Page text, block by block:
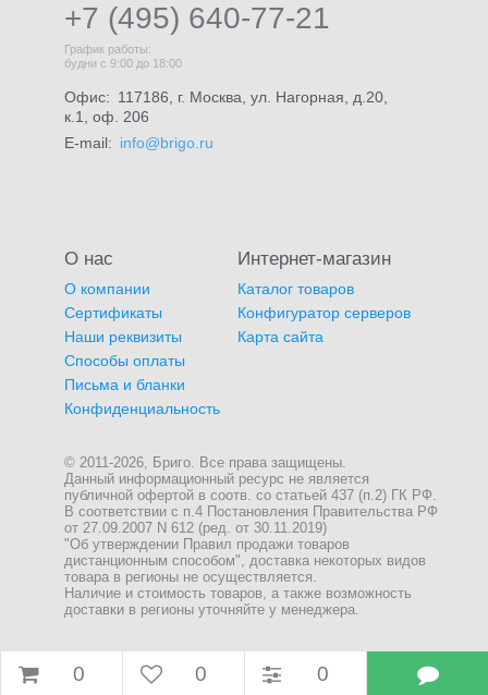
0 0
0
+7 (495) 640-77-21
График работы:
будни с 9:00 до 18:00
Офис: 117186, г. Москва, ул. Нагорная, д.20,
к.1, оф. 206
E-mail: info@brigo.ru
О нас
О компании
Сертификаты
Наши реквизиты
Способы оплаты
Письма и бланки
Конфиденциальность
Интернет-магазин
Каталог товаров
Конфигуратор серверов
Карта сайта
© 2011-2026, Бриго. Все права защищены.
Данный информационный ресурс не является
публичной офертой в соотв. со статьей 437 (п.2) ГК РФ.
В соответствии с п.4 Постановления Правительства РФ
от 27.09.2007 N 612 (ред. от 30.11.2019)
"Об утверждении Правил продажи товаров
дистанционным способом", доставка некоторых видов
товара в регионы не осуществляется.
Наличие и стоимость товаров, а также возможность
доставки в регионы уточняйте у менеджера.